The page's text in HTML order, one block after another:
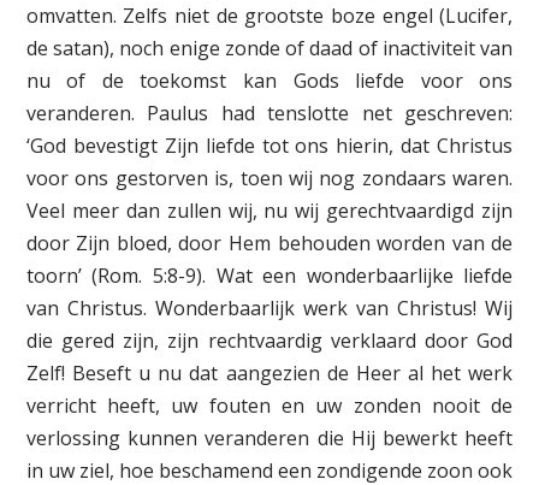
omvatten. Zelfs niet de grootste boze engel (Lucifer,
de satan), noch enige zonde of daad of inactiviteit van
nu of de toekomst kan Gods liefde voor ons
veranderen. Paulus had tenslotte net geschreven:
‘God bevestigt Zijn liefde tot ons hierin, dat Christus
voor ons gestorven is, toen wij nog zondaars waren.
Veel meer dan zullen wij, nu wij gerechtvaardigd zijn
door Zijn bloed, door Hem behouden worden van de
toorn’ (Rom. 5:8-9). Wat een wonderbaarlijke liefde
van Christus. Wonderbaarlijk werk van Christus! Wij
die gered zijn, zijn rechtvaardig verklaard door God
Zelf! Beseft u nu dat aangezien de Heer al het werk
verricht heeft, uw fouten en uw zonden nooit de
verlossing kunnen veranderen die Hij bewerkt heeft
in uw ziel, hoe beschamend een zondigende zoon ook